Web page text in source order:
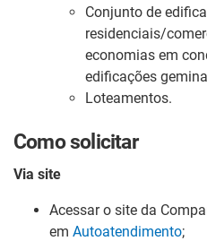
Conjunto de
residenciais/
economias em
edificações
Loteamentos.
Como solicitar
Via site
Acessar o site da
em Autoatendimento;